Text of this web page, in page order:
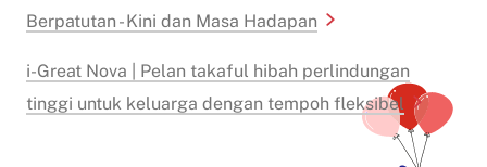
Berpatutan - Kini dan Masa Hadapan
i-Great Nova | Pelan takaful hibah perlindungan
tinggi untuk keluarga dengan tempoh fleksibel